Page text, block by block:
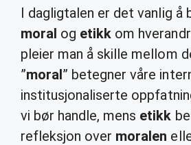
I dagligtalen er det vanlig å
moral og etikk om
pleier man å skille mellom
”moral” betegner våre
institusjonaliserte
vi bør handle, mens etikk
refleksjon over moralen